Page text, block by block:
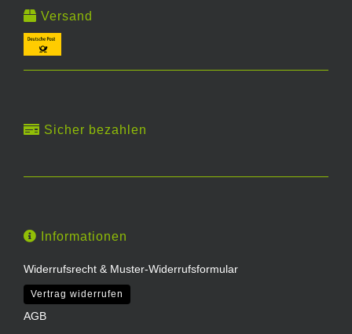
Versand
Sicher bezahlen
Informationen
Widerrufsrecht & Muster-Widerrufsformular
Vertrag widerrufen
AGB